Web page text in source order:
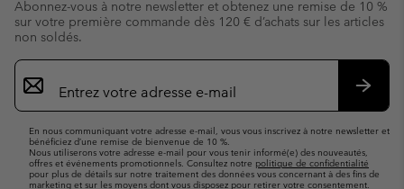
Abonnez-vous à notre newsletter et obtenez une remise de 10 %
sur votre première commande dès 120 € d’achats sur les articles
non soldés.
Inscription
par
e-
En nous communiquant votre adresse e-mail, vous vous inscrivez à notre newsletter et
bénéficiez d’une remise de bienvenue de 10 %.
Nous utiliserons votre adresse e-mail pour vous tenir informé(e) des nouveautés,
offres et événements promotionnels. Consultez notre politique de confidentialité
pour plus de détails sur notre traitement des données vous concernant à des fins de
marketing et sur les moyens dont vous disposez pour retirer votre consentement.